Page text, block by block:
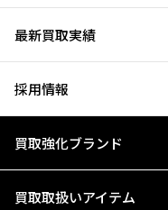
最新買取実績
採用情報
買取強化ブランド
買取取扱いアイテム